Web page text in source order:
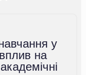
у
вплив на